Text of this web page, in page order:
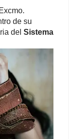
de su
del Sistema